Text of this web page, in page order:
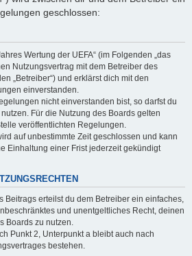
geschlossen:
Wertung der UEFA“ (im Folgenden „das
Nutzungsvertrag mit dem Betreiber des
„Betreiber“) und erklärst dich mit den
einverstanden.
nicht einverstanden bist, so darfst du
Für die Nutzung des Boards gelten
veröffentlichten Regelungen.
auf unbestimmte Zeit geschlossen und kann
Einhaltung einer Frist jederzeit gekündigt
Beitrags erteilst du dem Betreiber ein einfaches,
und unentgeltliches Recht, deinen
Boards zu nutzen.
Punkt 2, Unterpunkt a bleibt auch nach
bestehen.